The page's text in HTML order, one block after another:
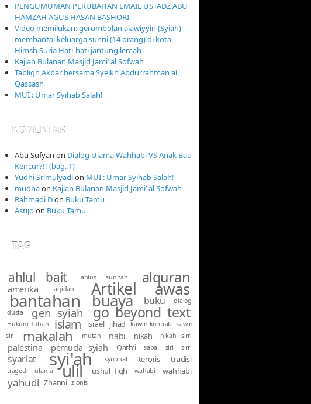
PENGUMUMAN PERUBAHAN EMAIL USTADZ ABU
HAMZAH AGUS HASAN BASHORI
Video memilukan: gerombolan alawiyyin (Syiah)
membantai keluarga sunni (14 orang) di kota
Himsh Suria Hati-hati jantung lemah
Kajian Bulanan Masjid Jami’ al Sofwah
Tabligh Akbar bersama Syeikh Abdurrahman al
Qassash
MUI : Umar Syihab Salah!
KOMENTAR
Abu Sufyan on Dialog Ulama Wahhabi VS Anak Bau
Kencur?!! (bag. 1)
Yudhi Srimulyadion MUI : Umar Syihab Salah!
mudhaon Kajian Bulanan Masjid Jami’ al Sofwah
Rahmadi Don Buku Tamu
Astijoon Buku Tamu
TAG
ahlul bait ahlus sunnah alquran
amerika aqidah Artikel awas
bantahan buaya buku
dialog
dusta
gen syiah go beyond text
Hukum Tuhan islam israel jihad kawin kontrak
kawin
siri
makalah mutah nabi nikah nikah sirri
palestina pemuda syiah Qath’i saba siri sirri
syariat syi'ah syubhat teroris tradisi
tragedi ulama ulil ushul fiqh wahabi wahhabi
yahudi Zhanni zionis